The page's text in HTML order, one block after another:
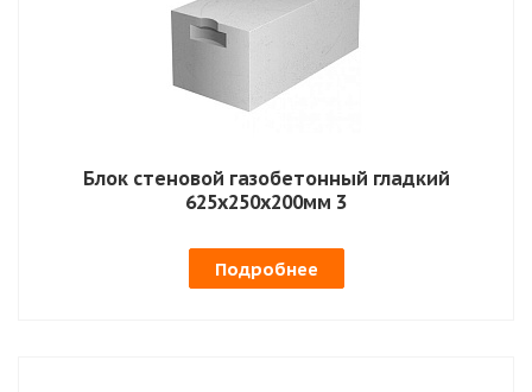
Блок стеновой газобетонный гладкий
625х250х200мм 3
Подробнее